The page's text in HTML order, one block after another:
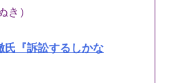
）
『訴訟するしかな